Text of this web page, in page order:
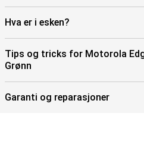
Hva er i esken?
Tips og tricks for Motorola
Grønn
Garanti og reparasjoner